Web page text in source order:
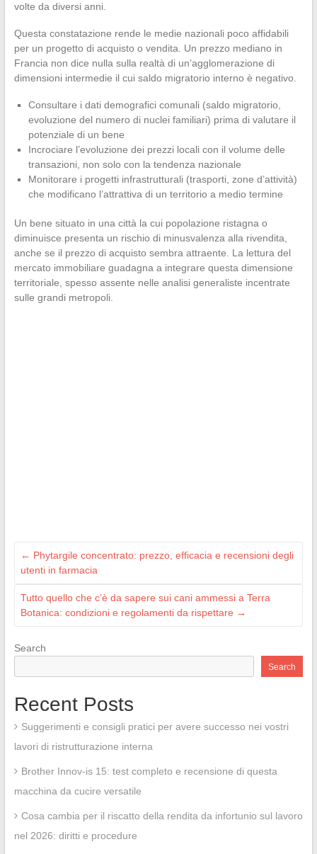
volte da diversi anni.
Questa constatazione rende le medie nazionali poco affidabili
per un progetto di acquisto o vendita. Un prezzo mediano in
Francia non dice nulla sulla realtà di un’agglomerazione di
dimensioni intermedie il cui saldo migratorio interno è negativo.
Consultare i dati demografici comunali (saldo migratorio,
evoluzione del numero di nuclei familiari) prima di valutare il
potenziale di un bene
Incrociare l’evoluzione dei prezzi locali con il volume delle
transazioni, non solo con la tendenza nazionale
Monitorare i progetti infrastrutturali (trasporti, zone d’attività)
che modificano l’attrattiva di un territorio a medio termine
Un bene situato in una città la cui popolazione ristagna o
diminuisce presenta un rischio di minusvalenza alla rivendita,
anche se il prezzo di acquisto sembra attraente. La lettura del
mercato immobiliare guadagna a integrare questa dimensione
territoriale, spesso assente nelle analisi generaliste incentrate
sulle grandi metropoli.
← Phytargile concentrato: prezzo, efficacia e recensioni degli
utenti in farmacia
Tutto quello che c’è da sapere sui cani ammessi a Terra
Botanica: condizioni e regolamenti da rispettare →
Search
Search
Recent Posts
Suggerimenti e consigli pratici per avere successo nei vostri
lavori di ristrutturazione interna
Brother Innov-is 15: test completo e recensione di questa
macchina da cucire versatile
Cosa cambia per il riscatto della rendita da infortunio sul lavoro
nel 2026: diritti e procedure